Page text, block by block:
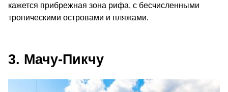
кажется прибрежная зона рифа, с бесчисленными
тропическими островами и пляжами.
3. Мачу-Пикчу